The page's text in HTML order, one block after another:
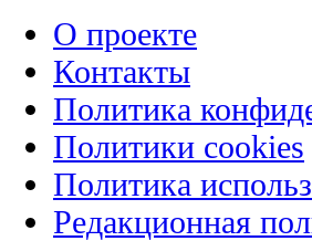
О проекте
Контакты
Политика
Политики cookies
Политика
Редакционная